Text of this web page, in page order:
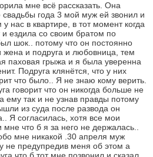
мне всё рассказать. Она
свадьбы года 3 мой муж ей звонил и
нас в квартире, в тот момент когда
и ездила со своим братом по
шок.. потому что он постоянно
жена и подруга и любовница, тем
паховая грыжа и я была уверенна
Подруга клянётся, что у них
что было.. Я не знаю кому верить.
говорит что он никогда больше не
ему так и не узнав правды потому
из суда после развода он
Я согласилась, хотя все мои
что б я за него не держалась..
мне никакой .30 апреля муж
не предупредив меня об этом а
что б тот мне позвонил и сказал